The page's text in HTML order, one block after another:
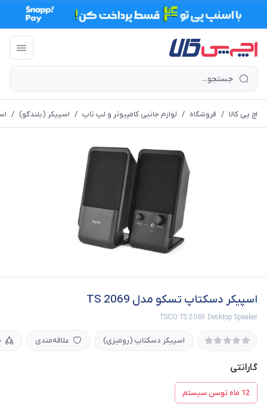
اچ پی کالا / فروشگاه / لوازم جانبی کامپیوتر و لپ تاپ / اسپیکر (بلندگو) /
اسپیکر دسکتاپ تسکو مدل TS 2069
TSCO TS 2069 Desktop Speaker
اسپیکر دسکتاپ (رومیزی) علاقه‌مندی
گارانتی
12 ماه توسن سیستم